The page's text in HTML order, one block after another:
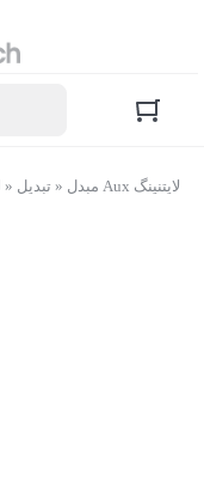
» تبدیل » مبدل Aux لایتنینگ